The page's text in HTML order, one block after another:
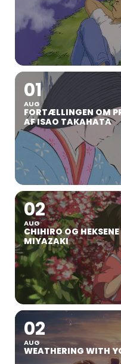
01
AUG
FORTÆLLINGEN OM
AF ISAO TAKAHATA
02
AUG
CHIHIRO OG
MIYAZAKI
02
AUG
WEATHERING WITH